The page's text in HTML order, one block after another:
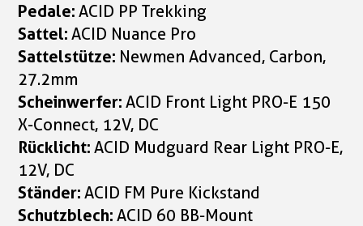
Pedale:ACID PP Trekking
Sattel:ACID Nuance Pro
Sattelstütze: Newmen Advanced, Carbon,
27.2mm
Scheinwerfer:ACID Front Light PRO-E 150
X-Connect, 12V, DC
Rücklicht:ACID Mudguard Rear Light PRO-E,
12V, DC
Ständer:ACID FM Pure Kickstand
Schutzblech:ACID 60 BB-Mount